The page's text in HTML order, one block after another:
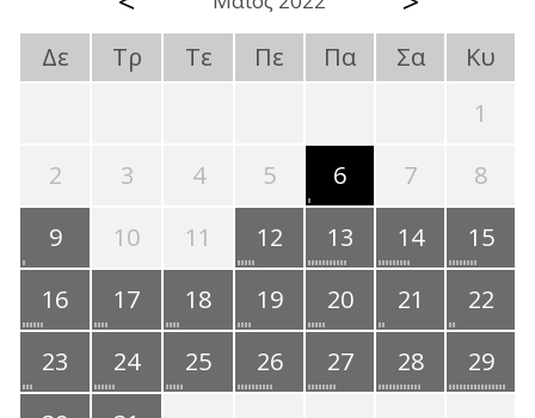
Δε Τρ Τε Πε Πα Σα
Κυ
1
2
3 4 5 6 7
8
9
10 11 12 13 14
15
16
17 18 19 20 21
22
23
24 25 26 27 28
29